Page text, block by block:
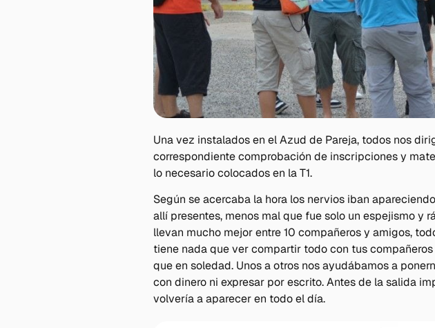
Una vez instalados en el Azud de Pareja, todos nos
correspondiente comprobación de inscripciones y
lo necesario colocados en la T1.
Según se acercaba la hora los nervios iban
allí presentes, menos mal que fue solo un espejismo y
llevan mucho mejor entre 10 compañeros y amigos,
tiene nada que ver compartir todo con tus
que en soledad. Unos a otros nos ayudábamos a
con dinero ni expresar por escrito. Antes de la salida
volvería a aparecer en todo el día.